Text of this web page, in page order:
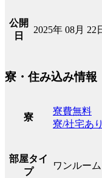
公開
日
2025年 08月 22
寮・住み込み情報
寮
寮費無料
寮/社宅あ
部屋タイ
プ
ワンルーム